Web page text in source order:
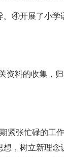
④开展了小学
料的收集，归
张忙碌的工作
，树立新理念